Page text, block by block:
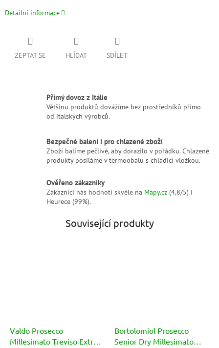
Detailní informace
ZEPTAT SE HLÍDAT SDÍLET
Přímý dovoz z Itálie
Většinu produktů dovážíme bez prostředníků přímo
od italských výrobců.
Bezpečné balení i pro chlazené zboží
Zboží balíme pečlivě, aby dorazilo v pořádku. Chlazené
produkty posíláme v termoobalu s chladicí vložkou.
Ověřeno zákazníky
Zákazníci nás hodnotí skvěle na Mapy.cz (4,8/5) i
Heurece (99%).
Související produkty
Valdo Prosecco
Millesimato Treviso Extra
Bortolomiol Prosecco
Senior Dry Millesimato